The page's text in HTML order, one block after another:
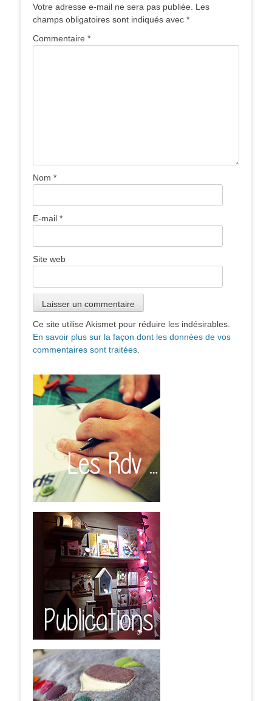
Votre adresse e-mail ne sera pas publiée.
Les
champs obligatoires sont indiqués avec *
Commentaire *
Nom *
E-mail *
Site web
Ce site utilise Akismet pour réduire les indésirables.
En savoir plus sur la façon dont les données de vos
commentaires sont traitées